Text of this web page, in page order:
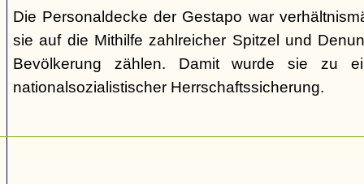
Die Personaldecke der Gestapo war
sie auf die Mithilfe zahlreicher Spitzel und
Bevölkerung zählen. Damit wurde sie zu
nationalsozialistischer Herrschaftssicherung.